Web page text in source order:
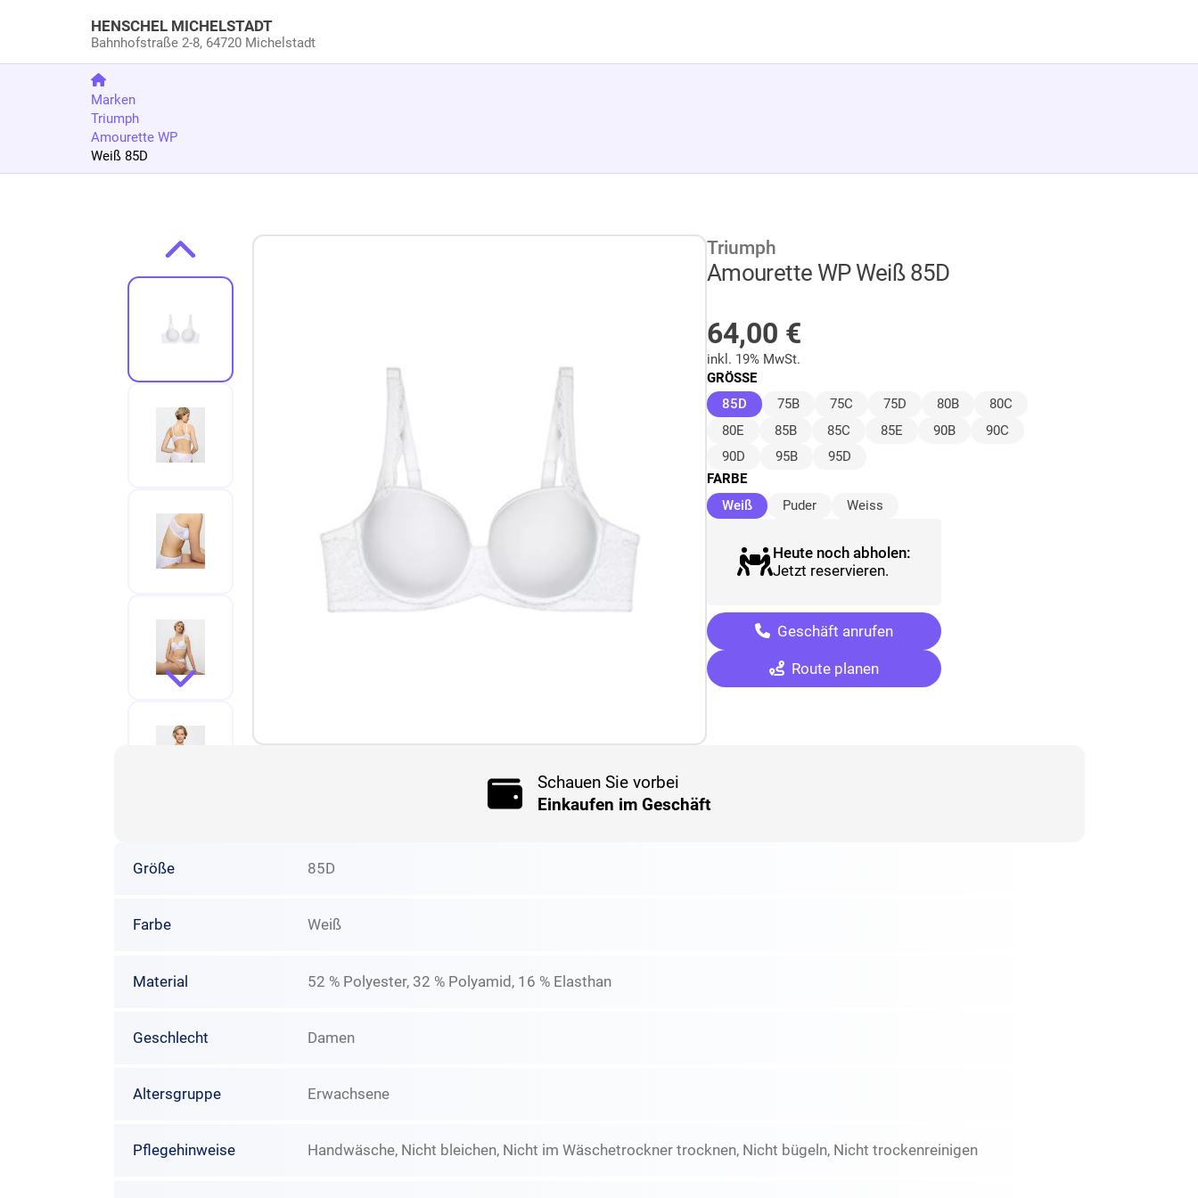
HENSCHEL MICHELSTADT
Bahnhofstraße 2-8, 64720 Michelstadt
Marken
Triumph
Amourette WP
Weiß 85D
Zur Produktbeschreibung springen Triumph
Amourette WP Weiß 85D
64,00 €
inkl. 19% MwSt.
GRÖSSE
85D (ausgewählt)
75B 75C 75D 80B
80C
80E
85B 85C 85E 90B
90C
90D
95B
95D
FARBE
Weiß(ausgewählt)
Puder Weiss
Heute noch abholen:
Jetzt reservieren.
Geschäft anrufen
Route planen
Schauen Sie vorbei
Einkaufen im Geschäft
Größe 85D
Farbe Weiß
Material 52 % Polyester, 32 % Polyamid, 16 % Elasthan
Geschlecht Damen
Altersgruppe Erwachsene
Pflegehinweise Handwäsche, Nicht bleichen, Nicht im Wäschetrockner trocknen, Nicht bügeln, Nicht trockenreinigen